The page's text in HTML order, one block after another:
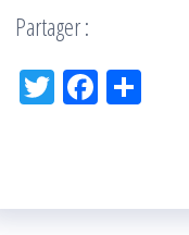
Partager :
Tw Fac